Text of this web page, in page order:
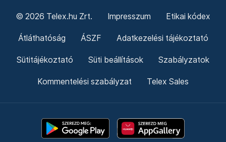
© 2026 Telex.hu Zrt. Impresszum Etikai kódex
Átláthatóság ÁSZF Adatkezelési tájékoztató
Sütitájékoztató Süti beállítások Szabályzatok
Kommentelési szabályzat Telex Sales